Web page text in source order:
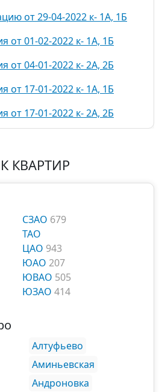
от 29-04-2022 к- 1А, 1Б
от 01-02-2022 к- 1А, 1Б
от 04-01-2022 к- 2А, 2Б
от 17-01-2022 к- 1А, 1Б
от 17-01-2022 к- 2А, 2Б
КВАРТИР
СЗАО 679
ТАО
ЦАО 943
ЮАО 207
ЮВАО 505
ЮЗАО 414
Алтуфьево
Аминьевская
Андроновка